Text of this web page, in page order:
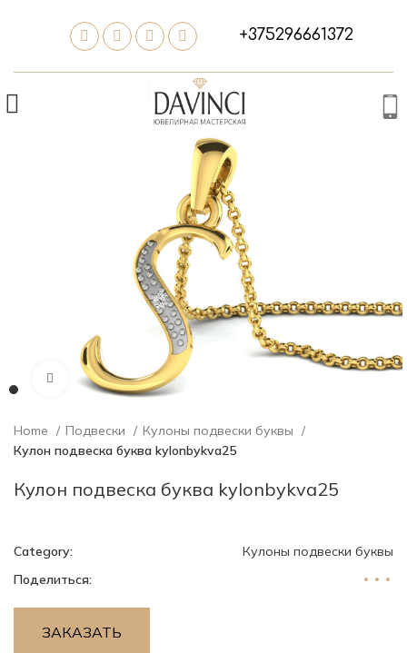
+375296661372
Нажмите, чтобы увеличить изображение
Home Подвески
Кулоны подвески буквы
Кулон подвеска буква kylonbykva25
Кулон подвеска буква kylonbykva25
Category:
Кулоны подвески буквы
Поделиться:
ЗАКАЗАТЬ